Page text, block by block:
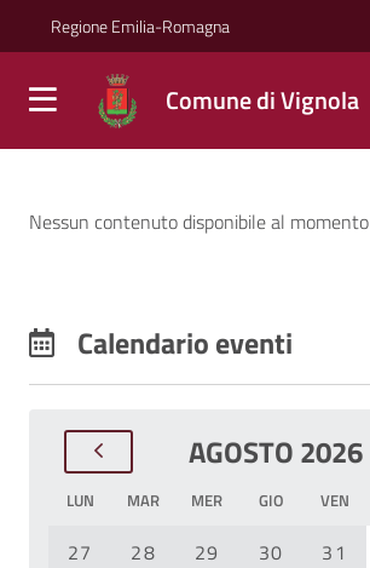
Salta al contenuto principale della pagina
Regione Emilia-Romagna
Comune di Vignola
Comune di Vignola
Novità
Nessun contenuto disponibile al momento
Calendario eventi
AGOSTO 2026
LUN MAR MER GIO VEN
27 28 29 30 31